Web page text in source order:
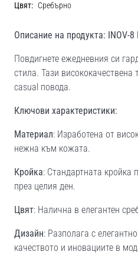
Цвят: Сребърно
Описание на продукта: INOV-
Повдигнете ежедневния си
стила. Тази висококачествена
casual повода.
Ключови характеристики:
Материал: Изработена от
нежна към кожата.
Кройка: Стандартната кройка
през целия ден.
Цвят: Налична в елегантен
Дизайн: Разполага с
качеството и иновациите в